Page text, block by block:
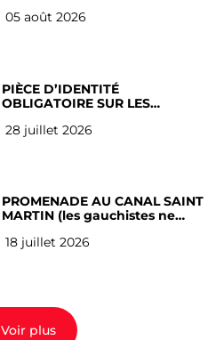
05 août 2026
PIÈCE D’IDENTITÉ
OBLIGATOIRE SUR LES
Français
28 juillet 2026
PROMENADE AU CANAL SAINT
MARTIN (les gauchistes ne
18 juillet 2026
Voir plus